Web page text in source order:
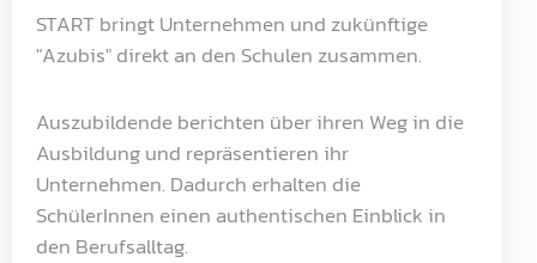
START bringt Unternehmen und zukünftige
"Azubis" direkt an den Schulen zusammen.
Auszubildende berichten über ihren Weg in die
Ausbildung und repräsentieren ihr
Unternehmen. Dadurch erhalten die
SchülerInnen einen authentischen Einblick in
den Berufsalltag.